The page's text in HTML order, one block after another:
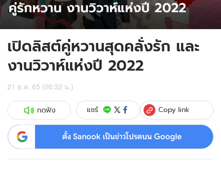
เปิดลิสต์คู่หวานสุดคลั่งรัก และ
งานวิวาห์แห่งปี 2022
21 ธ.ค. 65 (06:32 น.)
กดฟัง แชร์ Copy link
ตั้ง Sanook เป็นข่าวโปรดบน Google